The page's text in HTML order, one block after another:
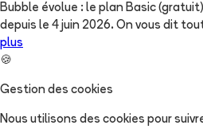
Bubble évolue : le plan Basic
depuis le 4 juin 2026. On vous dit
plus
🍪
Gestion des cookies
Nous utilisons des cookies pour